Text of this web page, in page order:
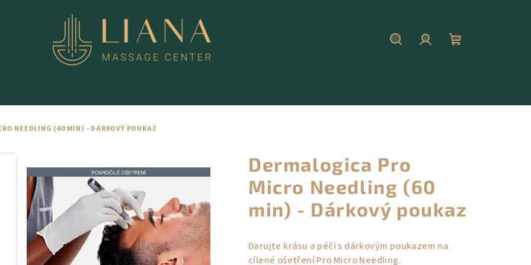
NEEDLING (60 MIN) - DÁRKOVÝ POUKAZ
Dermalogica Pro
Micro Needling (60
min) - Dárkový poukaz
Darujte krásu a péči s dárkovým poukazem na
cílené ošetření Pro Micro Needling.